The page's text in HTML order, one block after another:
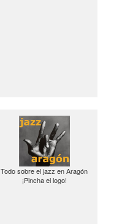
Todo sobre el jazz en Aragón
¡Pincha el logo!